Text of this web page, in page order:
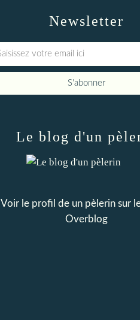
Newsletter
Le blog d'un
Voir le profil de un pèlerinsur
Overblog